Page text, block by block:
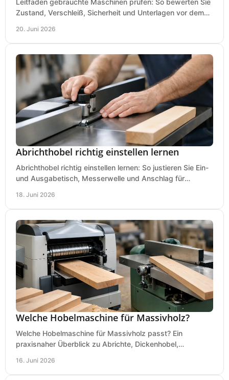
Zustand, Verschleiß, Sicherheit und Unterlagen vor dem
20. Juni 2026
Abrichthobel richtig einstellen lernen
Abrichthobel richtig einstellen lernen: So justieren Sie Ein-
und Ausgabetisch, Messerwelle und Anschlag für
18. Juni 2026
Welche Hobelmaschine für Massivholz?
Welche Hobelmaschine für Massivholz passt? Ein
praxisnaher Überblick zu Abrichte, Dickenhobel,
16. Juni 2026